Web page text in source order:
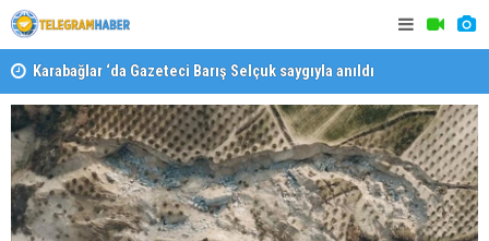
Karabağlar ‘da Gazeteci Barış Selçuk saygıyla anıldı